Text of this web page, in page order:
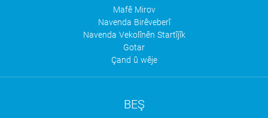
Mafê Mirov
Navenda Birêveberî
Navenda Vekolînên Startîjîk
Gotar
Çand û wêje
BEŞ